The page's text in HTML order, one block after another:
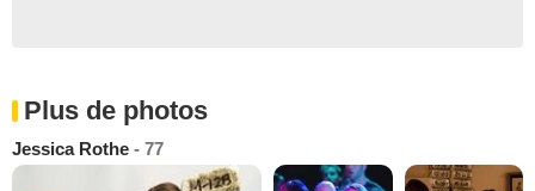
Plus de photos
Jessica Rothe - 77